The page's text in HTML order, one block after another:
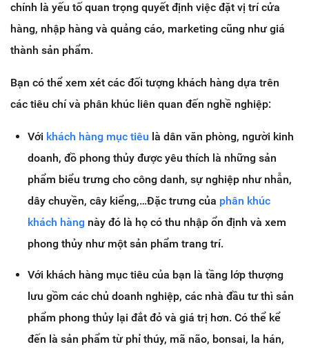
chính là yếu tố quan trọng quyết định việc đặt vị trí cửa
hàng, nhập hàng và quảng cáo, marketing cũng như giá
thành sản phẩm.
Bạn có thể xem xét các đối tượng khách hàng dựa trên
các tiêu chí và phân khúc liên quan đến nghề nghiệp:
Với khách hàng mục tiêu là dân văn phòng, người kinh
doanh, đồ phong thủy được yêu thích là những sản
phẩm biểu trưng cho công danh, sự nghiệp như nhẫn,
dây chuyền, cây kiểng,…Đặc trưng của phân khúc
khách hàng này đó là họ có thu nhập ổn định và xem
phong thủy như một sản phẩm trang trí.
Với khách hàng mục tiêu của bạn là tầng lớp thượng
lưu gồm các chủ doanh nghiệp, các nhà đầu tư thì sản
phẩm phong thủy lại đắt đỏ và giá trị hơn. Có thể kể
đến là sản phẩm từ phỉ thúy, mã não, bonsai, la hán,